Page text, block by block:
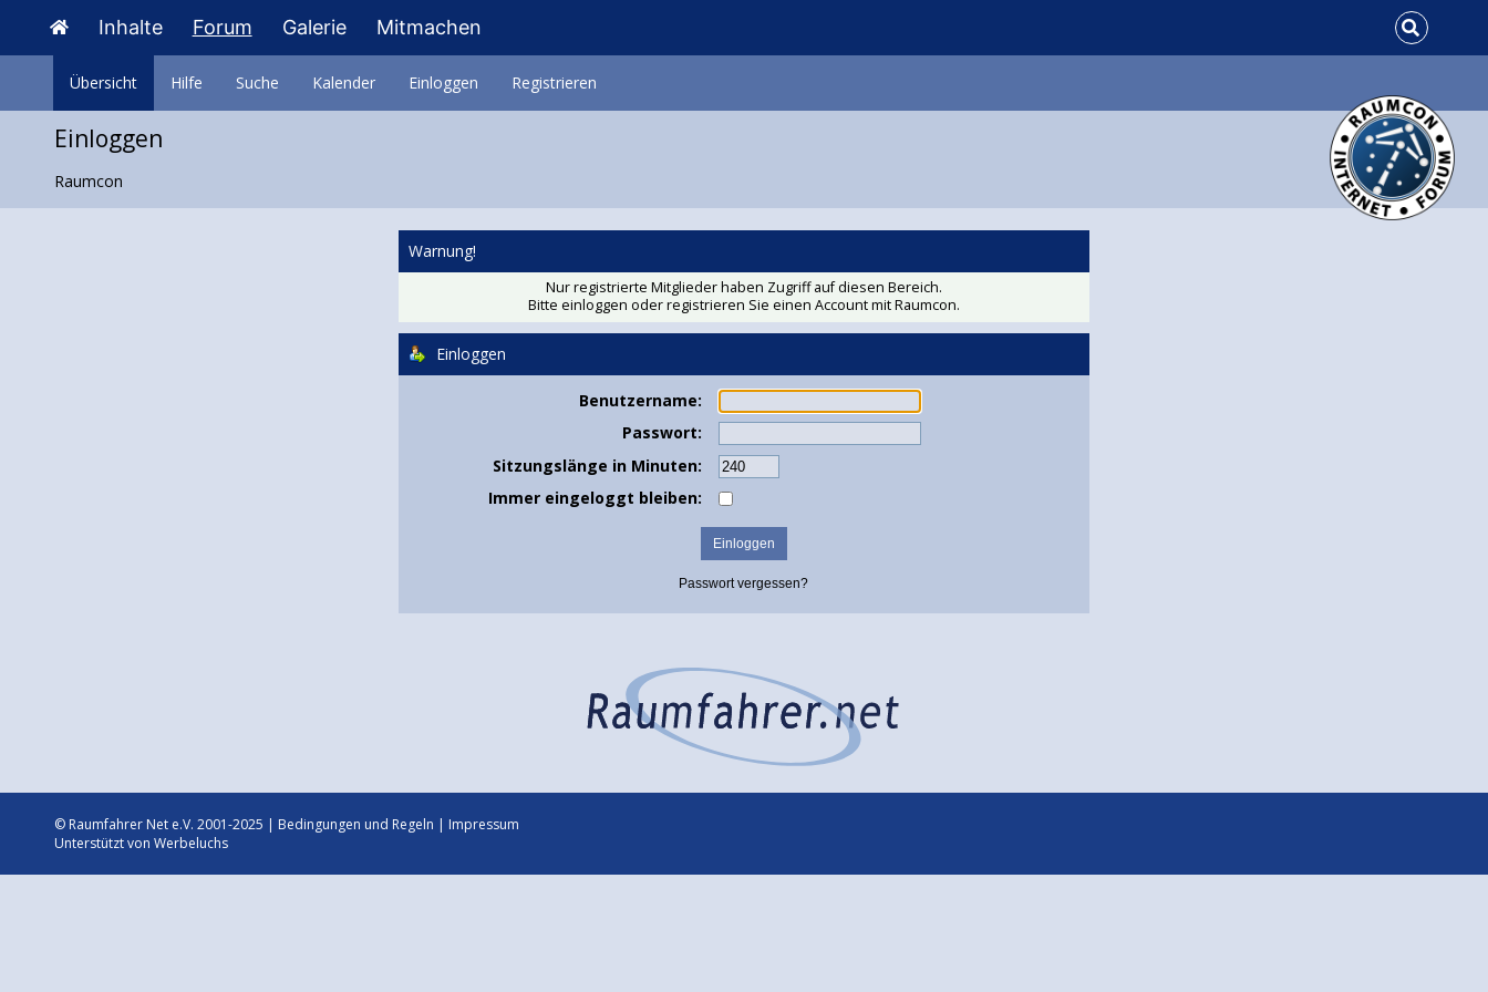
Inhalte Forum Galerie Mitmachen
Übersicht Hilfe Suche Kalender Einloggen Registrieren
Einloggen
Raumcon
Warnung!
Nur registrierte Mitglieder haben Zugriff auf diesen Bereich.
Bitte einloggen oderregistrieren Sie einen Accountmit Raumcon.
Einloggen
Benutzername:
Passwort:
Sitzungslänge in Minuten:
Immer eingeloggt bleiben:
Passwort vergessen?
© Raumfahrer Net e.V. 2001-2025 | Bedingungen und Regeln | Impressum
Unterstützt von Werbeluchs